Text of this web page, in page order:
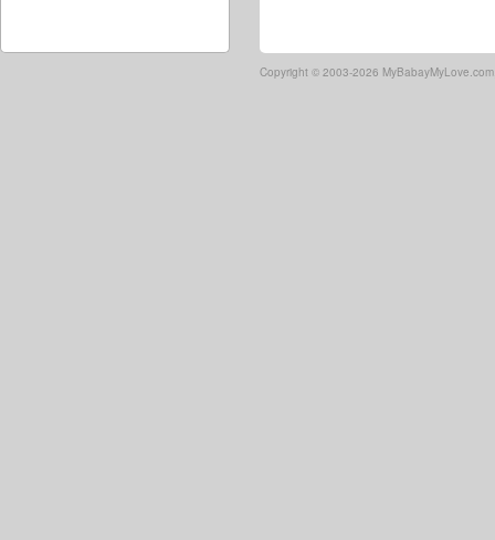
Copyright © 2003-2026